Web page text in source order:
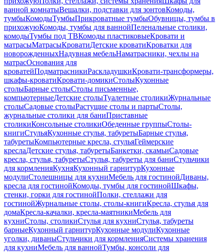
ванной комнатыВешалки, подставки для зонтовКомоды,
тумбыКомодыТумбыПрикроватные тумбыОбувницы, тумбы в
прихожуюКомоды, тумбы для ваннойПеленальные столики,
комодыТумбы под ТВКомоды пластиковыеКровати и
матрасыМатрасыКроватиДетские кроватиКроватки для
новорожденныхНадувная мебельНаматрасники, чехлы на
матрасОснования для
кроватейПодматрасникиРаскладушкиКровати-трансформеры,
шкафы-кроватиКровати-домикиСтолыКухонные
столыБарные столыСтолы письменные,
компьютерныеДетские столыТуалетные столикиЖурнальные
столыСадовые столыРастущие столы и партыСтолы,
журнальные столики для баниПриставные
столикиКонсольные столикиОбеденные группыСтолы-
книгиСтульяКухонные стулья, табуретыБарные стулья,
табуретыКомпьютерные кресла, стульяГеймерские
креслаДетские стулья, табуретыБанкетки, скамьиСадовые
кресла, стулья, табуретыСтулья, табуреты для баниСтульчики
для кормленияКухняКухонный гарнитурКухонные
модулиСтолешницы для кухниМебель для гостинойДиваны,
кресла для гостинойКомоды, тумбы для гостинойШкафы,
стенки, горки для гостинойПолки, стеллажи для
гостинойЖурнальные столы, столы-книгиКресла, стулья для
домаКресла-качалки, кресла-маятникиМебель для
кухниСтолы, столикиСтулья для кухниСтулья, табуреты
барныеКухонный гарнитурКухонные модулиКухонные
уголки, диваныСтульчики для кормленияСистемы хранения
для кухниМебель для ваннойТумбы, консоли для